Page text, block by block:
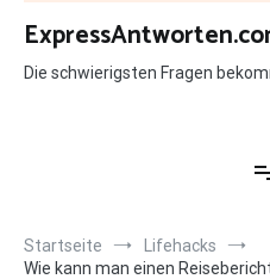
Zum
Inhalt
springen
Die schwierigsten Fragen
Startseite
Lifehacks
Wie kann man einen